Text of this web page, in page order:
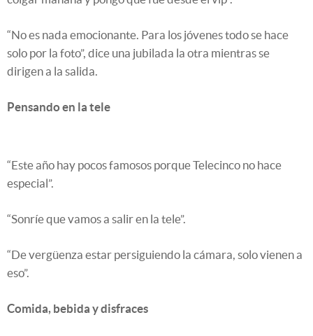
“No es nada emocionante. Para los jóvenes todo se hace
solo por la foto”, dice una jubilada la otra mientras se
dirigen a la salida.
Pensando en la tele
“Este año hay pocos famosos porque Telecinco no hace
especial”.
“Sonríe que vamos a salir en la tele”.
“De vergüenza estar persiguiendo la cámara, solo vienen a
eso”.
Comida, bebida y disfraces